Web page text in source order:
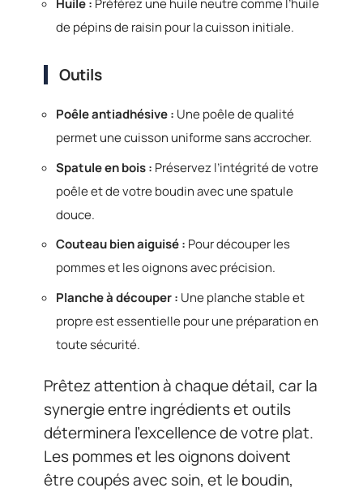
de pépins de raisin pour la cuisson initiale.
Outils
Poêle antiadhésive : Une poêle de qualité
permet une cuisson uniforme sans accrocher.
Spatule en bois : Préservez l’intégrité de votre
poêle et de votre boudin avec une spatule
douce.
Couteau bien aiguisé : Pour découper les
pommes et les oignons avec précision.
Planche à découper : Une planche stable et
propre est essentielle pour une préparation en
toute sécurité.
Prêtez attention à chaque détail, car la
synergie entre ingrédients et outils
déterminera l’excellence de votre plat.
Les pommes et les oignons doivent
être coupés avec soin, et le boudin,